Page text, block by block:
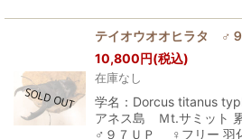
テイオウオオヒラタ ♂
10,800円(税込)
在庫なし
学名：Dorcus titanus
アネス島 Ｍt.サミット
♂９７ＵＰ ♀フリー 羽